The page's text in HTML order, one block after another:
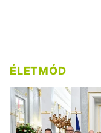
ÉLETMÓD